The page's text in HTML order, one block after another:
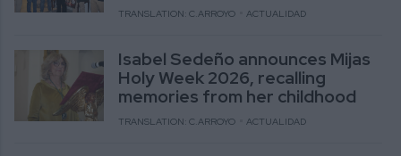
TRANSLATION: C.ARROYO ACTUALIDAD
Isabel Sedeño announces Mijas
Holy Week 2026, recalling
memories from her childhood
TRANSLATION: C.ARROYO ACTUALIDAD